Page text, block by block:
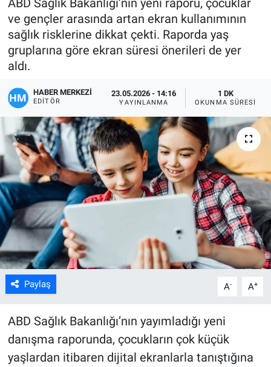
ABD Sağlık Bakanlığı’nın yeni raporu, çocuklar
ve gençler arasında artan ekran kullanımının
sağlık risklerine dikkat çekti. Raporda yaş
gruplarına göre ekran süresi önerileri de yer
aldı.
HABER MERKEZİ
EDITÖR
23.05.2026 - 14:16
YAYINLANMA
1 DK
OKUNMA SÜRESI
Paylaş A- A+
ABD Sağlık Bakanlığı’nın yayımladığı yeni
danışma raporunda, çocukların çok küçük
yaşlardan itibaren dijital ekranlarla tanıştığına
Turizm
Sağlık
Yaşam
Kültür Sanat
Bilim ve Teknoloji
Genel
Tüm Manşetler
Son Dakika Haberleri